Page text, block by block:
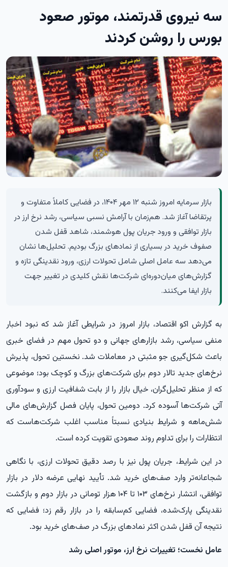
سه نیروی قدرتمند، موتور صعود
بورس را روشن کردند
بازار سرمایه امروز شنبه ۱۲ مهر ۱۴۰۴، در فضایی کاملاً متفاوت و
پرتقاضا آغاز شد. هم‌زمان با آرامش نسبی سیاسی، رشد نرخ ارز در
بازار توافقی و ورود جریان پول هوشمند، شاهد قفل شدن
صفوف خرید در بسیاری از نمادهای بزرگ بودیم. تحلیل‌ها نشان
می‌دهد سه عامل اصلی شامل تحولات ارزی، ورود نقدینگی تازه و
گزارش‌های میان‌دوره‌ای شرکت‌ها نقش کلیدی در تغییر جهت
بازار ایفا می‌کنند.
به گزارش اکو اقتصاد، بازار امروز در شرایطی آغاز شد که نبود اخبار
منفی سیاسی، رشد بازارهای جهانی و دو تحول مهم در فضای خبری
باعث شکل‌گیری جو مثبتی در معاملات شد. نخستین تحول، پذیرش
نرخ‌های جدید تالار دوم برای شرکت‌های بزرگ و کوچک بود؛ موضوعی
که از منظر تحلیل‌گران، خیال بازار را از بابت شفافیت ارزی و سودآوری
آتی شرکت‌ها آسوده کرد. دومین تحول، پایان فصل گزارش‌های مالی
شش‌ماهه و شرایط بنیادی نسبتاً مناسب اغلب شرکت‌هاست که
انتظارات را برای تداوم روند صعودی تقویت کرده است.
در این شرایط، جریان پول نیز با رصد دقیق تحولات ارزی، با نگاهی
شجاعانه‌تر وارد صف‌های خرید شد. تأیید نهایی عرضه دلار در بازار
توافقی، انتشار نرخ‌های ۱۰۳ تا ۱۰۴ هزار تومانی در بازار دوم و بازگشت
نقدینگی پارک‌شده، فضایی کم‌سابقه را در بازار رقم زد؛ فضایی که
نتیجه آن قفل شدن اکثر نمادهای بزرگ در صف‌های خرید بود.
عامل نخست؛ تغییرات نرخ ارز، موتور اصلی رشد